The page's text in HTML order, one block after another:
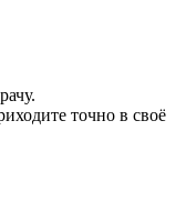
точно в своё